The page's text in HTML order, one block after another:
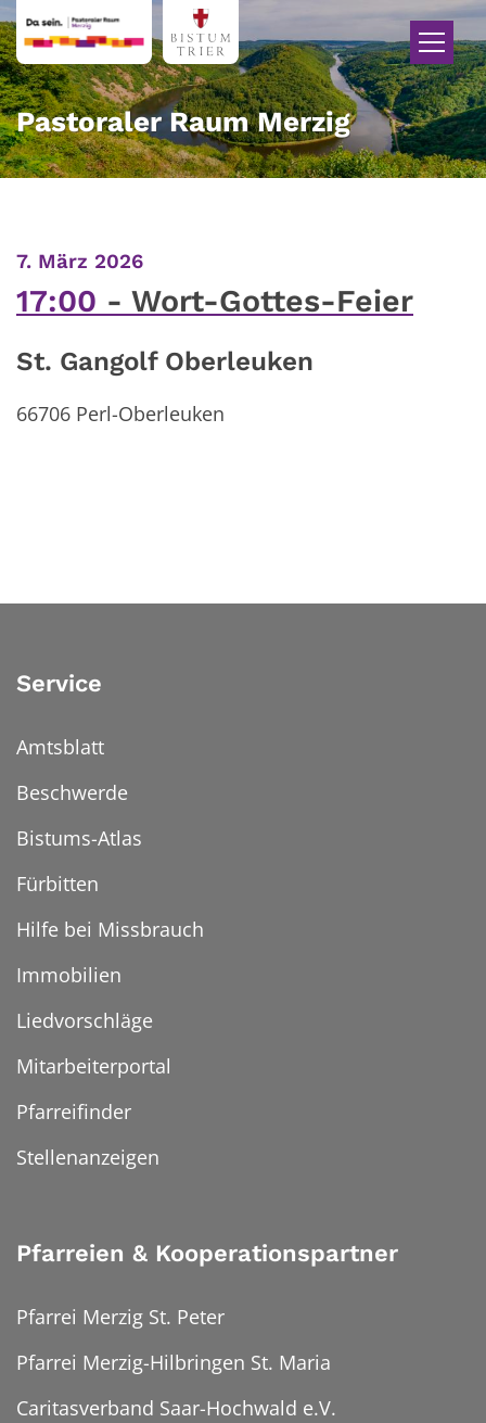
Zum Inhalt springen
Pastoraler Raum Merzig
7. März 2026:
17:00 Wort-Gottes-Feier
St. Gangolf Oberleuken
66706 Perl-Oberleuken
Service
Amtsblatt
Beschwerde
Bistums-Atlas
Fürbitten
Hilfe bei Missbrauch
Immobilien
Liedvorschläge
Mitarbeiterportal
Pfarreifinder
Stellenanzeigen
Pfarreien & Kooperationspartner
Pfarrei Merzig St. Peter
Pfarrei Merzig-Hilbringen St. Maria
Caritasverband Saar-Hochwald e.V.